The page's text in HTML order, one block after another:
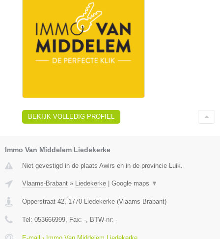
BEKIJK VOLLEDIG PROFIEL
Immo Van Middelem Liedekerke
Niet gevestigd in de plaats Awirs en in de provincie Luik.
Vlaams-Brabant » Liedekerke Google maps ▼
Opperstraat 42 1770 Liedekerke (Vlaams-Brabant)
Tel: 053666999 , Fax: - , BTW-nr: -